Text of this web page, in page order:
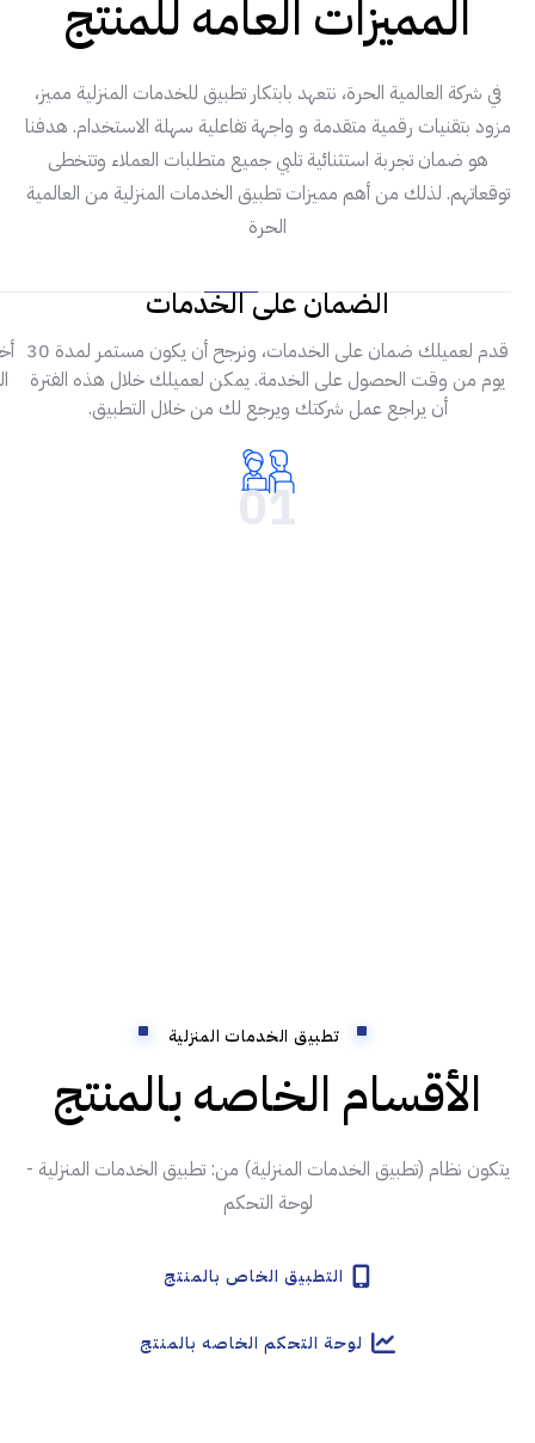
المميزات العامه للمنتج
في شركة العالمية الحرة، نتعهد بابتكار تطبيق للخدمات المنزلية مميز،
مزود بتقنيات رقمية متقدمة و واجهة تفاعلية سهلة الاستخدام. هدفنا
هو ضمان تجربة استثنائية تلبي جميع متطلبات العملاء وتتخطى
توقعاتهم. لذلك من أهم مميزات تطبيق الخدمات المنزلية من العالمية
الحرة
الضمان على الخدمات
قدم لعميلك ضمان على الخدمات، ونرجح أن يكون مستمر لمدة 30
يوم من وقت الحصول على الخدمة. يمكن لعميلك خلال هذه الفترة
أن يراجع عمل شركتك ويرجع لك من خلال التطبيق.
01
تطبيق الخدمات المنزلية
الأقسام الخاصه بالمنتج
يتكون نظام (تطبيق الخدمات المنزلية) من: تطبيق الخدمات المنزلية -
لوحة التحكم
التطبيق الخاص بالمنتج
لوحة التحكم الخاصه بالمنتج